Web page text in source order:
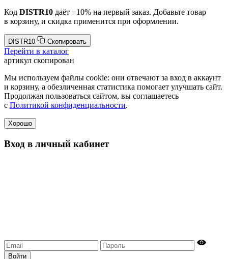
Код DISTR10 даёт −10% на первый заказ. Добавьте товар
в корзину, и скидка применится при оформлении.
DISTR10 Скопировать
Перейти в каталог
артикул скопирован
Мы используем файлы cookie: они отвечают за вход в аккаунт
и корзину, а обезличенная статистика помогает улучшать сайт.
Продолжая пользоваться сайтом, вы соглашаетесь
с Политикой конфиденциальности.
Хорошо
Вход в личный кабинет
Войти